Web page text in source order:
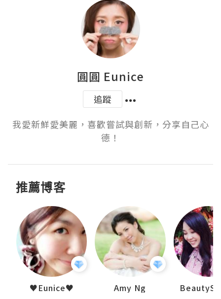
圓圓 Eunice
追蹤
我愛新鮮愛美麗，喜歡嘗試與創新，分享自己心
德！
推薦博客
♥Eunice♥ Amy Ng